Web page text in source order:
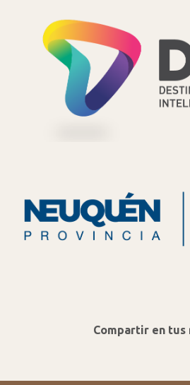
Compartir en tus